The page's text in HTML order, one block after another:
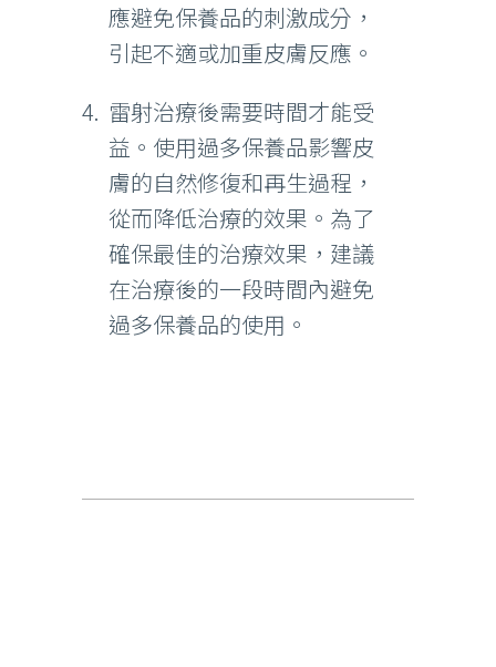
應避免保養品的刺激成分，
引起不適或加重皮膚反應。
雷射治療後需要時間才能受
益。使用過多保養品影響皮
膚的自然修復和再生過程，
從而降低治療的效果。為了
確保最佳的治療效果，建議
在治療後的一段時間內避免
過多保養品的使用。